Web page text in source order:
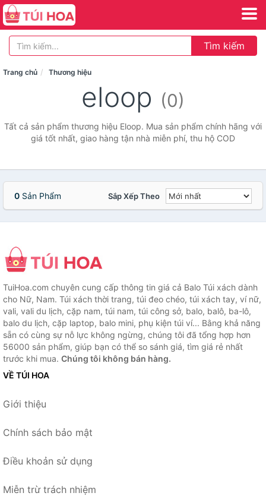
Tìm kiếm
Trang chủ Thương hiệu
eloop (0)
Tất cả sản phẩm thương hiệu Eloop. Mua sản phẩm chính hãng với
giá tốt nhất, giao hàng tận nhà miễn phí, thu hộ COD
0 Sản Phẩm Sắp Xếp Theo
TuiHoa.com chuyên cung cấp thông tin giá cả Balo Túi xách dành
cho Nữ, Nam. Túi xách thời trang, túi đeo chéo, túi xách tay, ví nữ,
vali, vali du lịch, cặp nam, túi nam, túi công sở, balo, balô, ba-lô,
balo du lịch, cặp laptop, balo mini, phụ kiện túi ví... Bằng khả năng
sẵn có cùng sự nỗ lực không ngừng, chúng tôi đã tổng hợp hơn
56000 sản phẩm, giúp bạn có thể so sánh giá, tìm giá rẻ nhất
trước khi mua. Chúng tôi không bán hàng.
VỀ TÚI HOA
Giới thiệu
Chính sách bảo mật
Điều khoản sử dụng
Miễn trừ trách nhiệm